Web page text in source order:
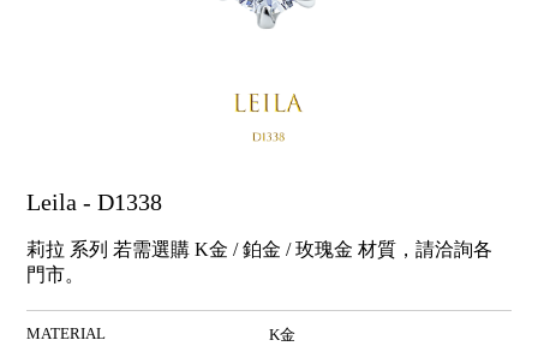
Leila - D1338
莉拉 系列 若需選購 K金 / 鉑金 / 玫瑰金 材質，請洽詢各
門市。
MATERIAL K金